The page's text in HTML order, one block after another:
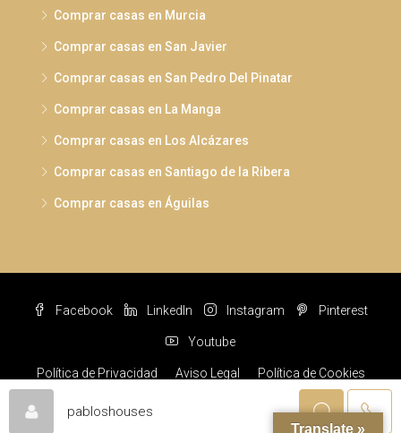
Comprar casas en Murcia
Comprar casas en San Javier
Comprar casas en San Pedro Del Pinatar
Comprar casas en La Manga
Comprar casas en Los Alcázares
Comprar casas en Santiago de la Ribera
Comprar casas en Águilas
Facebook LinkedIn Instagram Pinterest
Youtube
Política de Privacidad Aviso Legal Política de Cookies
© Pabloshouses © 2022 Todos los derechos reservados
pabloshouses
Translate »